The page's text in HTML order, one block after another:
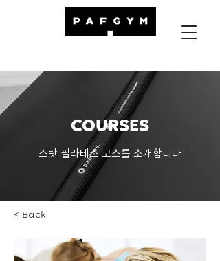
COURSES
스탓 필라테스 코스를 소개합니다
< Back